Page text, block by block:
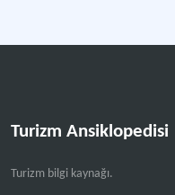
Turizm Ansiklopedisi
Turizm bilgi kaynağı.